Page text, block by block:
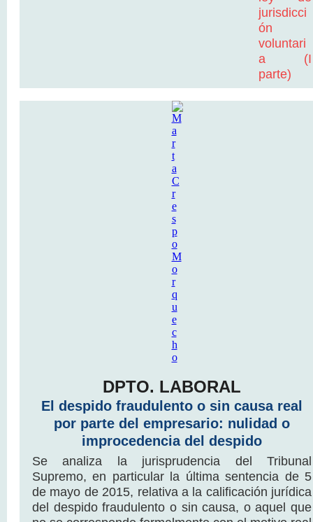
DPTO. LABORAL
El despido fraudulento o sin causa real
por parte del empresario: nulidad o
improcedencia del despido
Se analiza la jurisprudencia del Tribunal
Supremo, en particular la última sentencia de 5
de mayo de 2015, relativa a la calificación jurídica
del despido fraudulento o sin causa, o aquel que